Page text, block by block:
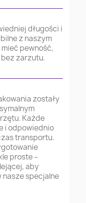
długości i
z naszym
pewność,
zarzutu.
zostały
Każde
i odpowiednio
transportu.
proste –
aby
specjalne